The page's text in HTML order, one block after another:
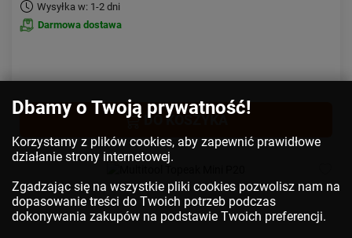
Wysyłka w: 1-2 dni
Darmowa dostawa
DO KOSZYKA
Dbamy o Twoją prywatność!
Korzystamy z plików cookies, aby zapewnić prawidłowe
działanie strony internetowej.
Zgadzając się na wszystkie pliki cookies pozwolisz nam na
dopasowanie treści do Twoich potrzeb podczas
dokonywania zakupów na podstawie Twoich preferencji.